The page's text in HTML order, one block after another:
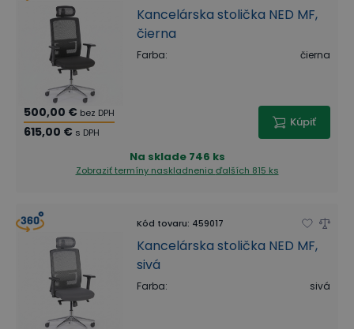
Kancelárska stolička NED MF,
čierna
Farba: čierna
500,00 € bez DPH
615,00 € s DPH
Kúpiť
Na sklade 746 ks
Zobraziť termíny naskladnenia ďalších 815 ks
Kód tovaru: 459017
Kancelárska stolička NED MF,
sivá
Farba: sivá